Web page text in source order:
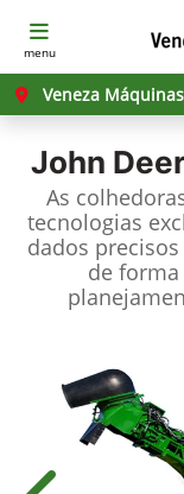
menu
Veneza
John
As
tecnologias
dados
de